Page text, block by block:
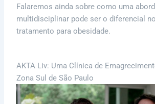
Falaremos ainda sobre como uma
multidisciplinar pode ser o diferencial
tratamento para obesidade.
AKTA Liv: Uma Clínica de
Zona Sul de São Paulo